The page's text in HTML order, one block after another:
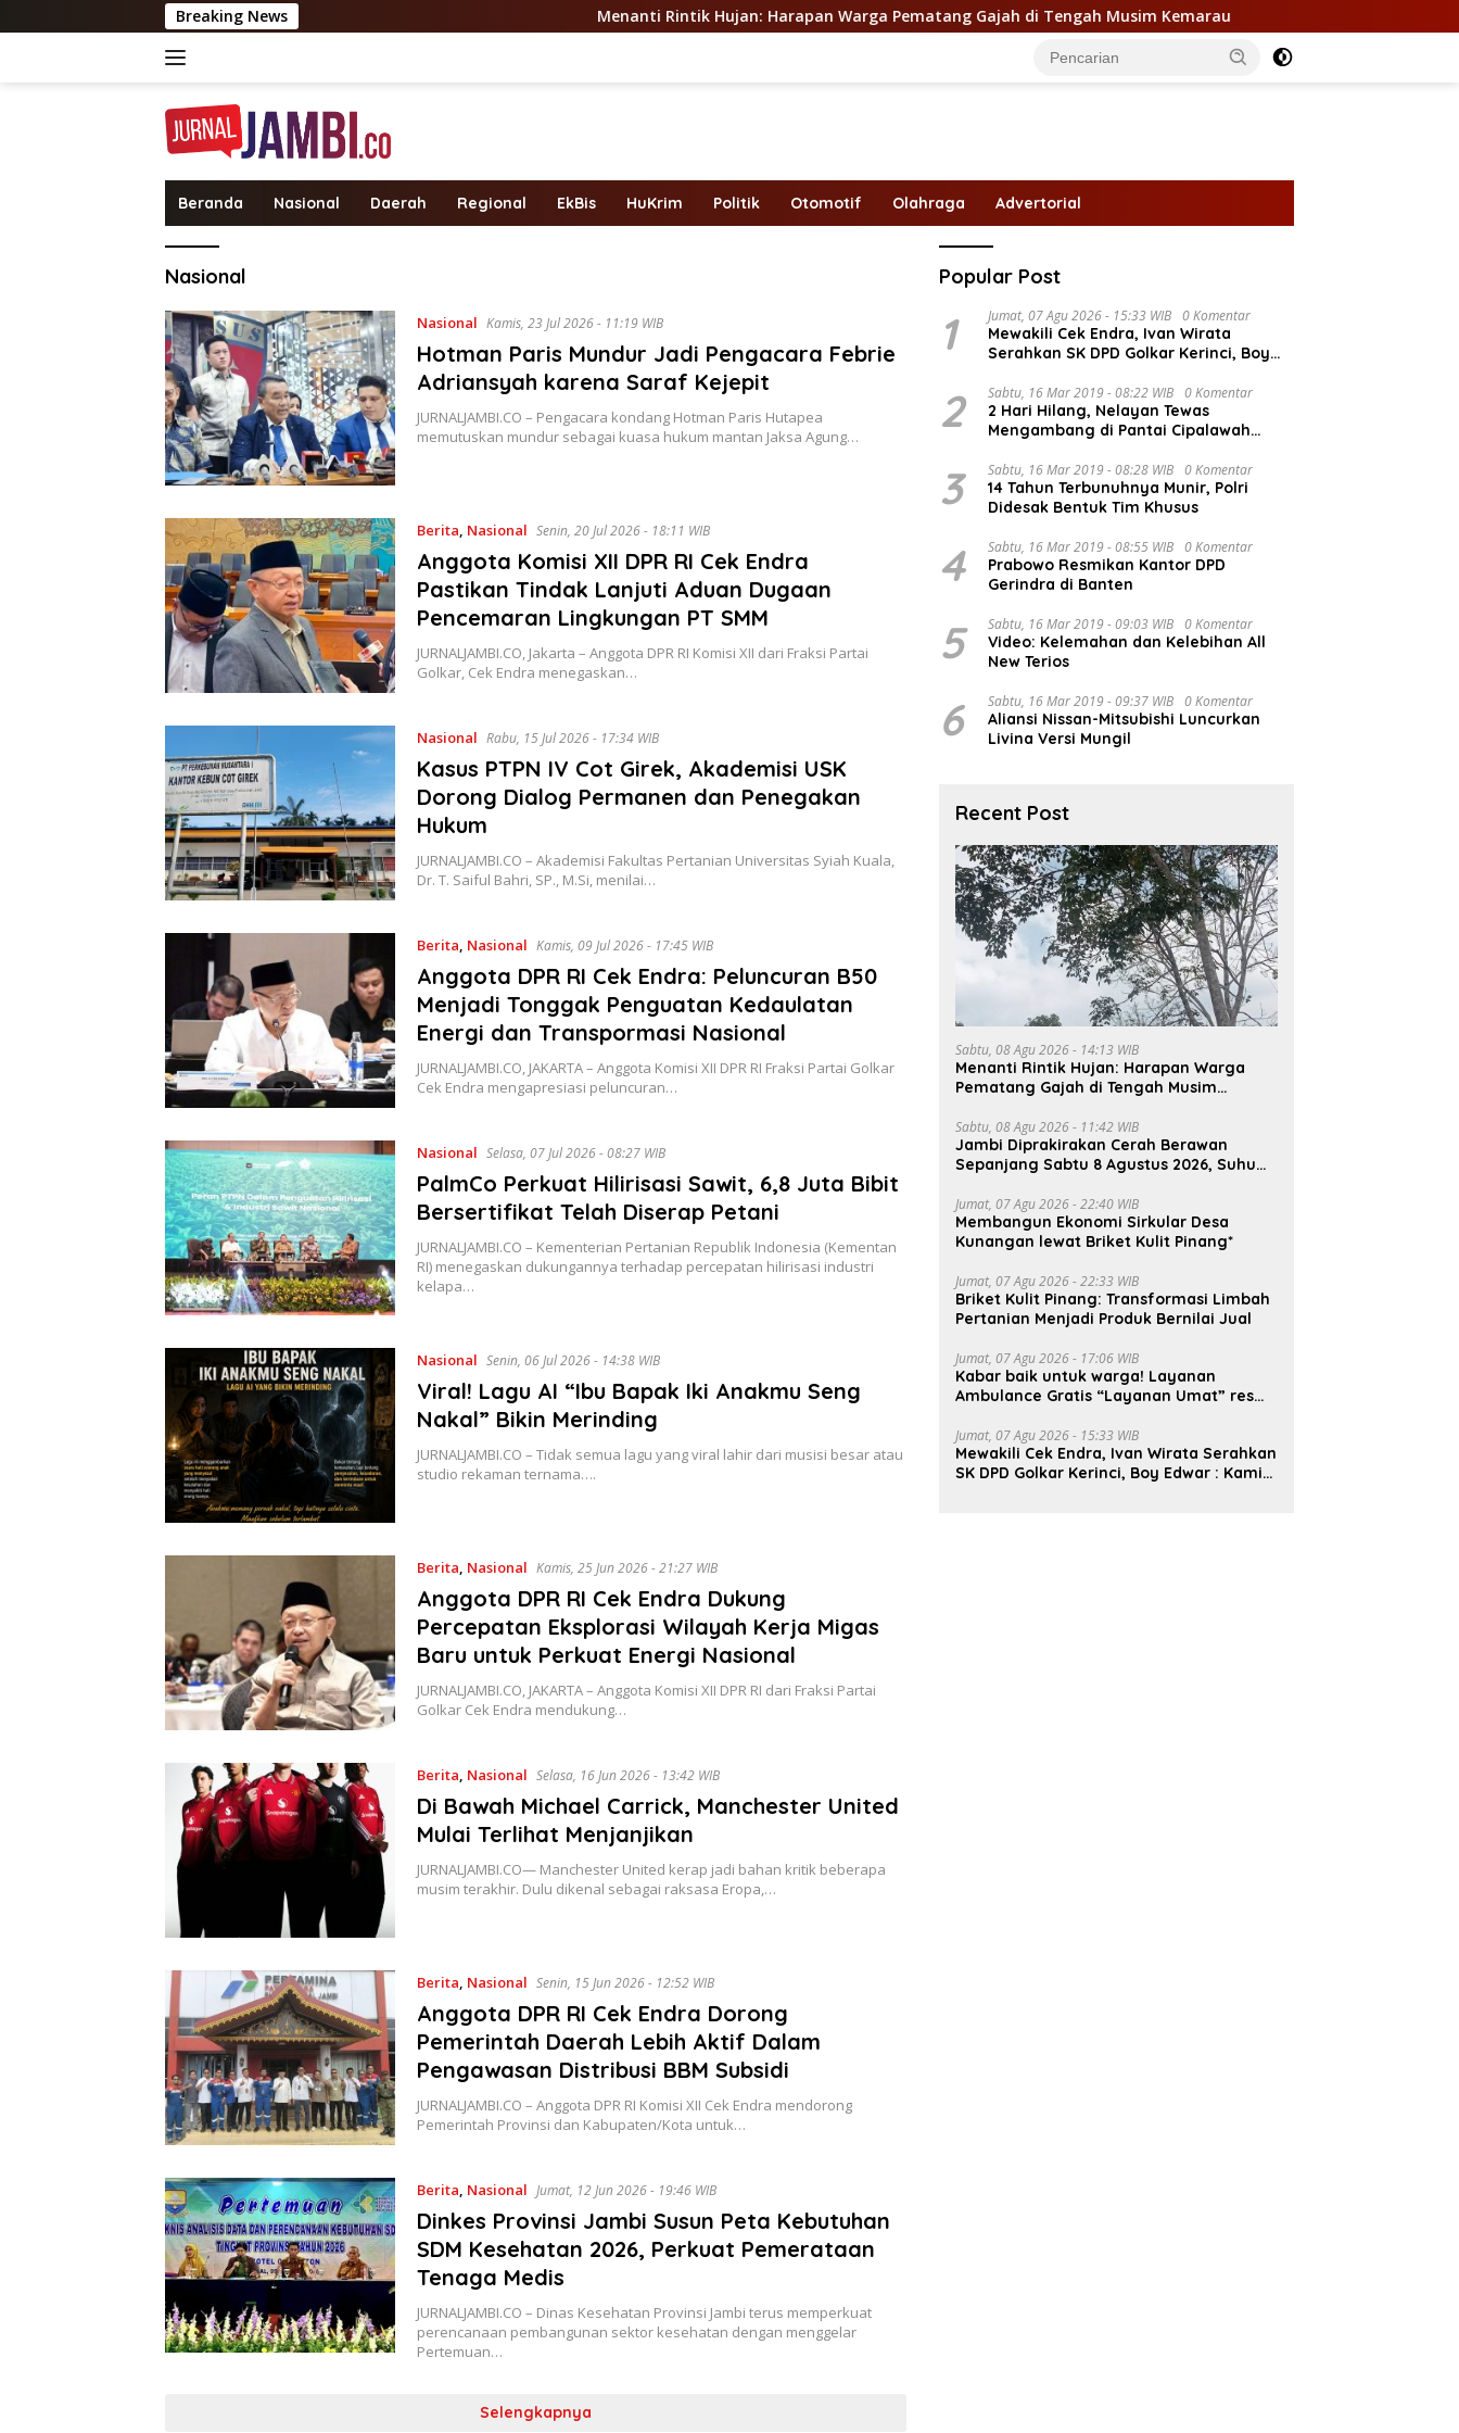
ke
Breaking News Menanti Rintik Hujan: Harapan Warga Pematang Gajah di Tengah Musim Kemarau Jambi Diprakirakan Cerah
Beranda Nasional Daerah Regional EkBis HuKrim Politik Otomotif Olahraga Advertorial
Nasional
Nasional Kamis, 23 Jul 2026 - 11:19 WIB
Hotman Paris Mundur Jadi Pengacara Febrie
Adriansyah karena Saraf Kejepit
JURNALJAMBI.CO – Pengacara kondang Hotman Paris Hutapea
memutuskan mundur sebagai kuasa hukum mantan Jaksa Agung…
Berita, Nasional Senin, 20 Jul 2026 - 18:11 WIB
Anggota Komisi XII DPR RI Cek Endra
Pastikan Tindak Lanjuti Aduan Dugaan
Pencemaran Lingkungan PT SMM
JURNALJAMBI.CO, Jakarta – Anggota DPR RI Komisi XII dari Fraksi Partai
Golkar, Cek Endra menegaskan…
Nasional Rabu, 15 Jul 2026 - 17:34 WIB
Kasus PTPN IV Cot Girek, Akademisi USK
Dorong Dialog Permanen dan Penegakan
Hukum
JURNALJAMBI.CO – Akademisi Fakultas Pertanian Universitas Syiah Kuala,
Dr. T. Saiful Bahri, SP., M.Si, menilai…
Berita, Nasional Kamis, 09 Jul 2026 - 17:45 WIB
Anggota DPR RI Cek Endra: Peluncuran B50
Menjadi Tonggak Penguatan Kedaulatan
Energi dan Transpormasi Nasional
JURNALJAMBI.CO, JAKARTA – Anggota Komisi XII DPR RI Fraksi Partai Golkar
Cek Endra mengapresiasi peluncuran…
Nasional Selasa, 07 Jul 2026 - 08:27 WIB
PalmCo Perkuat Hilirisasi Sawit, 6,8 Juta Bibit
Bersertifikat Telah Diserap Petani
JURNALJAMBI.CO – Kementerian Pertanian Republik Indonesia (Kementan
RI) menegaskan dukungannya terhadap percepatan hilirisasi industri
kelapa…
Nasional Senin, 06 Jul 2026 - 14:38 WIB
Viral! Lagu AI “Ibu Bapak Iki Anakmu Seng
Nakal” Bikin Merinding
JURNALJAMBI.CO – Tidak semua lagu yang viral lahir dari musisi besar atau
studio rekaman ternama….
Berita Nasional Kamis, 25 Jun 2026 - 21:27 WIB
Anggota DPR RI Cek Endra Dukung
Percepatan Eksplorasi Wilayah Kerja Migas
Baru untuk Perkuat Energi Nasional
JURNALJAMBI.CO, JAKARTA – Anggota Komisi XII DPR RI dari Fraksi Partai
Golkar Cek Endra mendukung…
Berita Nasional Selasa, 16 Jun 2026 - 13:42 WIB
Di Bawah Michael Carrick, Manchester United
Mulai Terlihat Menjanjikan
JURNALJAMBI.CO— Manchester United kerap jadi bahan kritik beberapa
musim terakhir. Dulu dikenal sebagai raksasa Eropa,…
Berita Nasional Senin, 15 Jun 2026 - 12:52 WIB
Anggota DPR RI Cek Endra Dorong
Pemerintah Daerah Lebih Aktif Dalam
Pengawasan Distribusi BBM Subsidi
JURNALJAMBI.CO – Anggota DPR RI Komisi XII Cek Endra mendorong
Pemerintah Provinsi dan Kabupaten/Kota untuk…
Berita Nasional Jumat, 12 Jun 2026 - 19:46 WIB
Dinkes Provinsi Jambi Susun Peta Kebutuhan
SDM Kesehatan 2026, Perkuat Pemerataan
Tenaga Medis
JURNALJAMBI.CO – Dinas Kesehatan Provinsi Jambi terus memperkuat
perencanaan pembangunan sektor kesehatan dengan menggelar
Pertemuan…
Selengkapnya
Popular Post
1 Jumat, 07 Agu 2026 - 15:33 WIB 0 Komentar
Mewakili Cek Endra, Ivan Wirata
Serahkan SK DPD Golkar Kerinci, Boy
Amanah
2 Sabtu, 16 Mar 2019 - 08:22 WIB 0 Komentar
2 Hari Hilang, Nelayan Tewas
Mengambang di Pantai Cipalawah
3 Sabtu, 16 Mar 2019 - 08:28 WIB 0 Komentar
14 Tahun Terbunuhnya Munir, Polri
Didesak Bentuk Tim Khusus
4 Sabtu, 16 Mar 2019 - 08:55 WIB 0 Komentar
Prabowo Resmikan Kantor DPD
Gerindra di Banten
5 Sabtu, 16 Mar 2019 - 09:03 WIB 0 Komentar
Video: Kelemahan dan Kelebihan All
New Terios
6 Sabtu, 16 Mar 2019 - 09:37 WIB 0 Komentar
Aliansi Nissan-Mitsubishi Luncurkan
Livina Versi Mungil
Recent Post
Sabtu, 08 Agu 2026 - 14:13 WIB
Menanti Rintik Hujan: Harapan Warga
Pematang Gajah di Tengah Musim
Sabtu, 08 Agu 2026 - 11:42 WIB
Jambi Diprakirakan Cerah Berawan
Sepanjang Sabtu 8 Agustus 2026, Suhu
Jumat, 07 Agu 2026 - 22:40 WIB
Membangun Ekonomi Sirkular Desa
Kunangan lewat Briket Kulit Pinang*
Jumat, 07 Agu 2026 - 22:33 WIB
Briket Kulit Pinang: Transformasi Limbah
Pertanian Menjadi Produk Bernilai Jual
Jumat, 07 Agu 2026 - 17:06 WIB
Kabar baik untuk warga! Layanan
Ambulance Gratis “Layanan Umat” resmi
Jumat, 07 Agu 2026 - 15:33 WIB
Mewakili Cek Endra, Ivan Wirata Serahkan
SK DPD Golkar Kerinci, Boy Edwar : Kami